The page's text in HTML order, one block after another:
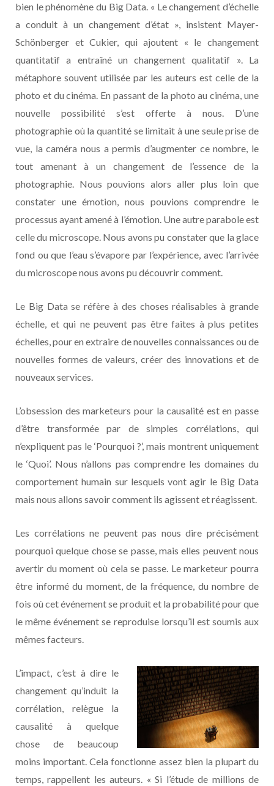
bien le phénomène du Big Data. « Le changement d’échelle
a conduit à un changement d’état », insistent Mayer-
Schönberger et Cukier, qui ajoutent « le changement
quantitatif a entraîné un changement qualitatif ». La
métaphore souvent utilisée par les auteurs est celle de la
photo et du cinéma. En passant de la photo au cinéma, une
nouvelle possibilité s’est offerte à nous. D’une
photographie où la quantité se limitait à une seule prise de
vue, la caméra nous a permis d’augmenter ce nombre, le
tout amenant à un changement de l’essence de la
photographie. Nous pouvions alors aller plus loin que
constater une émotion, nous pouvions comprendre le
processus ayant amené à l’émotion. Une autre parabole est
celle du microscope. Nous avons pu constater que la glace
fond ou que l’eau s’évapore par l’expérience, avec l’arrivée
du microscope nous avons pu découvrir comment.
Le Big Data se réfère à des choses réalisables à grande
échelle, et qui ne peuvent pas être faites à plus petites
échelles, pour en extraire de nouvelles connaissances ou de
nouvelles formes de valeurs, créer des innovations et de
nouveaux services.
L’obsession des marketeurs pour la causalité est en passe
d’être transformée par de simples corrélations, qui
n’expliquent pas le ‘Pourquoi ?’, mais montrent uniquement
le ‘Quoi’. Nous n’allons pas comprendre les domaines du
comportement humain sur lesquels vont agir le Big Data
mais nous allons savoir comment ils agissent et réagissent.
Les corrélations ne peuvent pas nous dire précisément
pourquoi quelque chose se passe, mais elles peuvent nous
avertir du moment où cela se passe. Le marketeur pourra
être informé du moment, de la fréquence, du nombre de
fois où cet événement se produit et la probabilité pour que
le même événement se reproduise lorsqu’il est soumis aux
mêmes facteurs.
L’impact, c’est à dire le
changement qu’induit la
corrélation, relègue la
causalité à quelque
chose de beaucoup
moins important. Cela fonctionne assez bien la plupart du
temps, rappellent les auteurs. « Si l’étude de millions de